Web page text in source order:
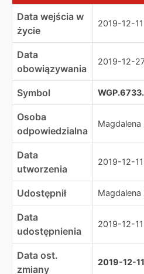
Data wejścia w
życie
2019-12-11
Data
obowiązywania
2019-12-
Symbol
Osoba
odpowiedzialna
Data
utworzenia
2019-12-
Udostępnił
Data
udostępnienia
2019-12-
Data ost.
zmiany
2019-12-